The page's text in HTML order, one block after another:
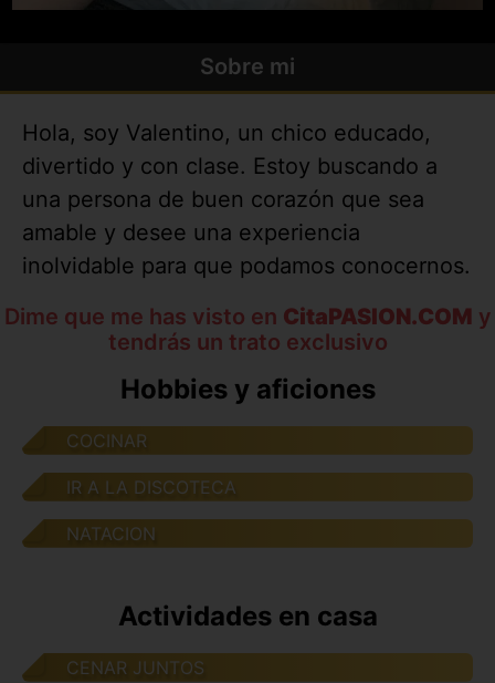
Sobre mi
Hola, soy Valentino, un chico educado,
divertido y con clase. Estoy buscando a
una persona de buen corazón que sea
amable y desee una experiencia
inolvidable para que podamos conocernos.
Dime que me has visto en CitaPASION.COM y
tendrás un trato exclusivo
Hobbies y aficiones
COCINAR
IR A LA DISCOTECA
NATACION
Actividades en casa
CENAR JUNTOS